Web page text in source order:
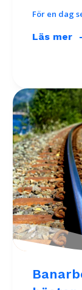
För en dag
Läs mer